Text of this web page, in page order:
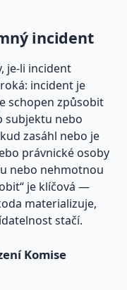
incident
je-li incident
incident je
schopen způsobit
subjektu nebo
zasáhl nebo je
právnické osoby
nebo nehmotnou
je klíčová —
materializuje,
stačí.
Komise